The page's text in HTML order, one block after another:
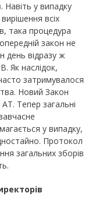
Навіть у випадку
всіх
така процедура
закон не
день відразу ж
Як наслідок,
затримувалося
Новий Закон
Тепер загальні
у випадку,
Протокол
загальних зборів